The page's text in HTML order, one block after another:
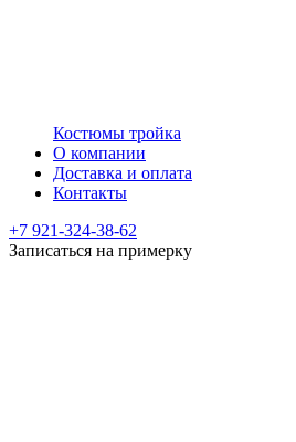
Костюмы тройка
О компании
Доставка и оплата
Контакты
+7 921-324-38-62
Записаться на примерку